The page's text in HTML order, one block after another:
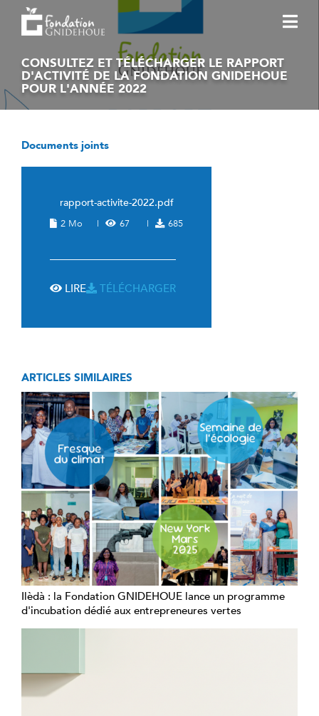
NOS PROGRAMMES
CONSULTEZ ET TÉLÉCHARGER LE RAPPORT
D'ACTIVITÉ DE LA FONDATION GNIDEHOUE
POUR L'ANNÉE 2022
Documents joints
rapport-activite-2022.pdf
2 Mo | 67 | 685
LIRE TÉLÉCHARGER
ARTICLES SIMILAIRES
Ilèdà : la Fondation GNIDEHOUE lance un programme
d'incubation dédié aux entrepreneures vertes